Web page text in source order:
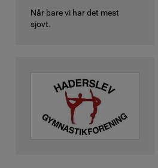
Når bare vi har det mest
sjovt.